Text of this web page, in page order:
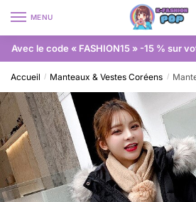
MENU
Avec le code « FASHION15 » -15 % sur
Accueil / Manteaux & Vestes Coréens /